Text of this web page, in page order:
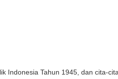
Tahun 1945, dan cita-